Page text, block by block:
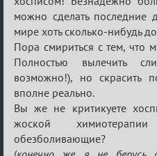
XI
можно сделать последние
мире хоть сколько-нибудь
Пора смириться с тем, что
Полностью вылечить
возможно!), но скрасить
вполне реально.
Вы же не критикуете
жоской
обезболивающие?